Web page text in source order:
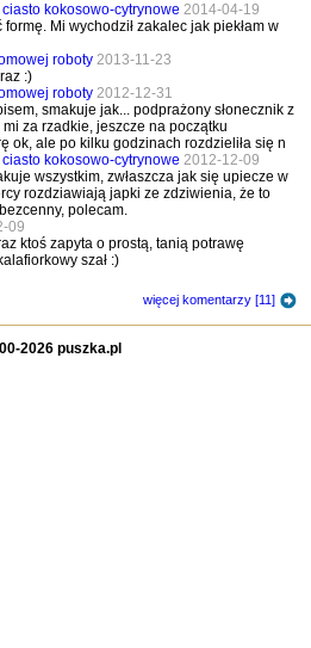
kokosowo-cytrynowe 2014-04-19
Mi wychodził zakalec jak piekłam w
roboty 2013-11-23
:)
roboty 2012-12-31
smakuje jak... podprażony słonecznik z
mi za rzadkie, jeszcze na początku
ok, ale po kilku godzinach rozdzieliła się n
kokosowo-cytrynowe 2012-12-09
wszystkim, zwłaszcza jak się upiecze w
rozdziawiają japki ze zdziwienia, że to
polecam.
09
ktoś zapyta o prostą, tanią potrawę
szał :)
więcej komentarzy [11]
2026 puszka.pl